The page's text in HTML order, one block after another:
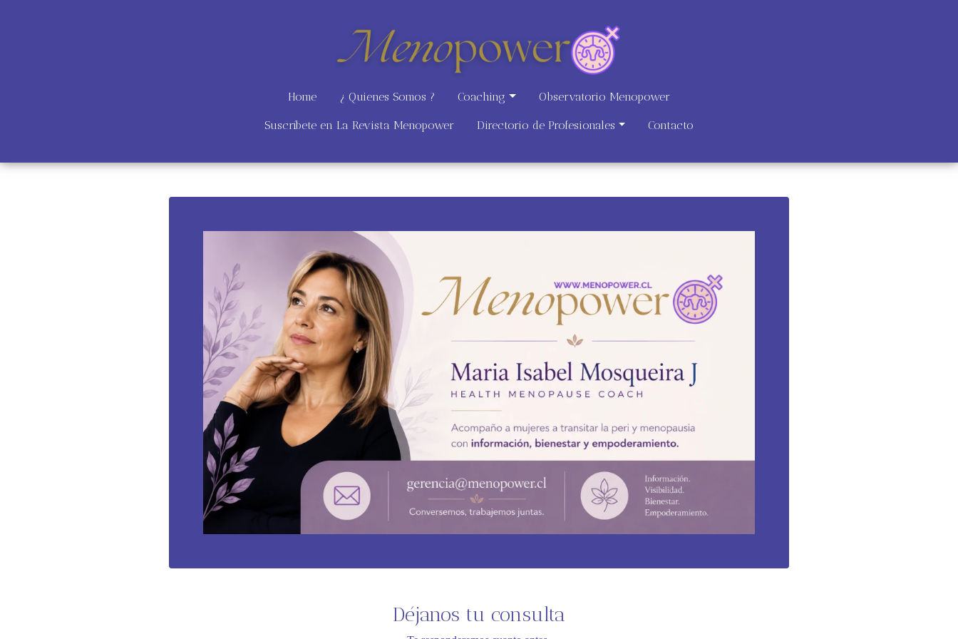
Home ¿ Quienes Somos ? Coaching Observatorio Menopower
Suscríbete en La Revista Menopower Directorio de Profesionales Contacto
Déjanos tu consulta